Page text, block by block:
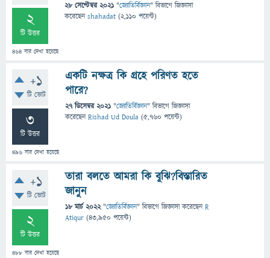
2
টি উত্তর
464 বার দেখা হয়েছে
28 সেপ্টেম্বর 2021 "জ্যোতির্বিজ্ঞান" বিভাগে জিজ্ঞাসা
করেছেনshahadat (2,110 পয়েন্ট)
+1
টি ভোট
3
টি উত্তর
496 বার দেখা হয়েছে
একটি নক্ষত্র কি গ্রহে পরিণত হতে
পারে?
27 ডিসেম্বর 2021 "জ্যোতির্বিজ্ঞান" বিভাগে জিজ্ঞাসা
করেছেনRishad Ud Doula (5,760 পয়েন্ট)
+1
টি ভোট
2
টি উত্তর
488 বার দেখা হয়েছে
তারা বলতে আমরা কি বুঝি?বিস্তারিত
জানুন
18 মার্চ 2022 "জ্যোতির্বিজ্ঞান" বিভাগে জিজ্ঞাসাকরেছেনR
Atiqur (43,950 পয়েন্ট)